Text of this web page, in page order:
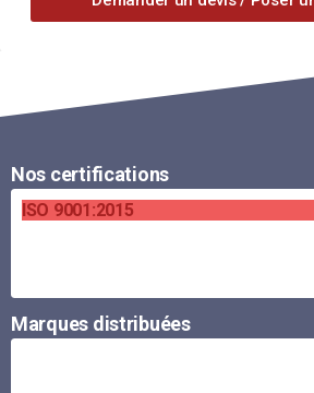
Nos certifications
ISO 9001:2015
Marques distribuées